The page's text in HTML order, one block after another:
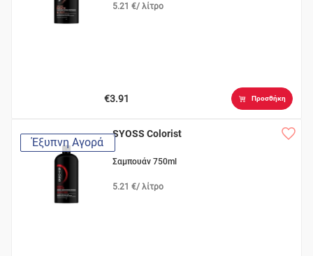
5.21 €/ λίτρο
€3.91 Προσθήκη
Έξυπνη Αγορά
SYOSS Colorist
Σαμπουάν 750ml
5.21 €/ λίτρο